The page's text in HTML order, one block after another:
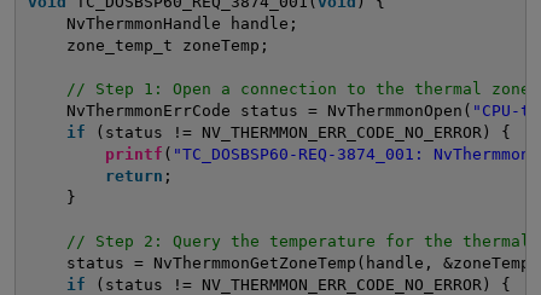
NvThermmonHandle handle;
zone_temp_t zoneTemp;
// Step 1: Open a connection to the thermal zone
NvThermmonErrCode status = NvThermmonOpen( "CPU-
if
(status != NV_THERMMON_ERR_CODE_NO_ERROR) {
printf ( "TC_DOSBSP60-REQ-3874_001:
return ;
}
// Step 2: Query the temperature for the thermal
status = NvThermmonGetZoneTemp(handle,
if
(status != NV_THERMMON_ERR_CODE_NO_ERROR) {